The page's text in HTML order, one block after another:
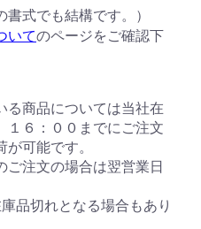
書式でも結構です。）
いてのページをご確認下
る商品については当社在
１６：００までにご注文
可能です。
ご注文の場合は翌営業日
品切れとなる場合もあり